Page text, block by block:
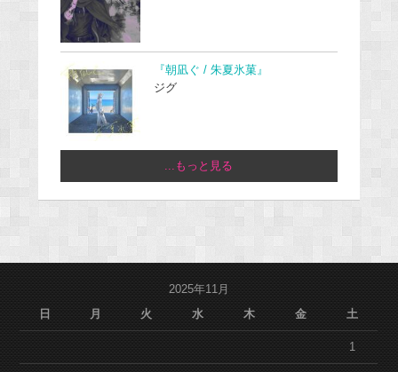
『朝凪ぐ / 朱夏氷菓』
ジグ
...もっと見る
2025年11月
日
月 火 水 木 金 土
1